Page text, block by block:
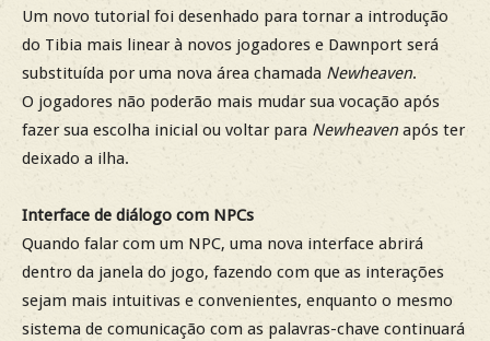
Um novo tutorial foi desenhado para tornar a introdução
do Tibia mais linear à novos jogadores e Dawnport será
substituída por uma nova área chamada Newheaven.
O jogadores não poderão mais mudar sua vocação após
fazer sua escolha inicial ou voltar para Newheaven após ter
deixado a ilha.
Interface de diálogo com NPCs
Quando falar com um NPC, uma nova interface abrirá
dentro da janela do jogo, fazendo com que as interações
sejam mais intuitivas e convenientes, enquanto o mesmo
sistema de comunicação com as palavras-chave continuará